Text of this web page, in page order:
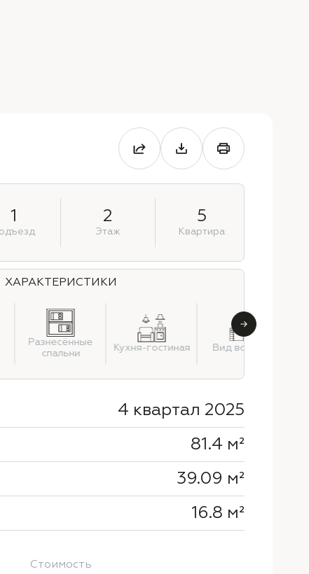
1 2
Этаж
5
Квартира
ХАРАКТЕРИСТИКИ
Разнесённые
спальни
Кухня-гостиная Вид во двор
4 квартал 2025
81.4 м²
39.09 м²
16.8 м²
Стоимость